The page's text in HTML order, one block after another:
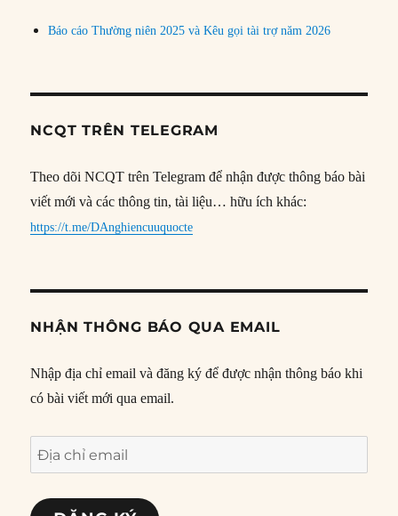
Báo cáo Thường niên 2025 và Kêu gọi tài trợ năm 2026
NCQT TRÊN TELEGRAM
Theo dõi NCQT trên Telegram để nhận được thông báo bài
viết mới và các thông tin, tài liệu… hữu ích khác:
https://t.me/DAnghiencuuquocte
NHẬN THÔNG BÁO QUA EMAIL
Nhập địa chỉ email và đăng ký để được nhận thông báo khi
có bài viết mới qua email.
Địa
chỉ
email